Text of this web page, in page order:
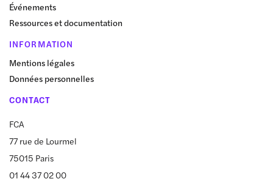
Événements
Ressources et documentation
INFORMATION
Mentions légales
Données personnelles
CONTACT
FCA
77 rue de Lourmel
75015 Paris
01 44 37 02 00